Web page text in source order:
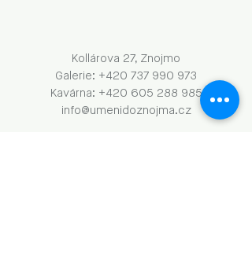
Kollárova 27, Znojmo
Galerie: +420 737 990 973
Kavárna: +420 605 288 985
info@umenidoznojma.cz